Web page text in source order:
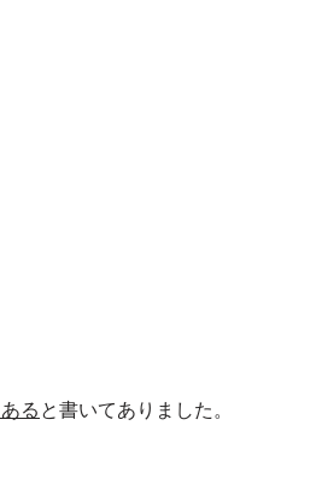
ると書いてありました。